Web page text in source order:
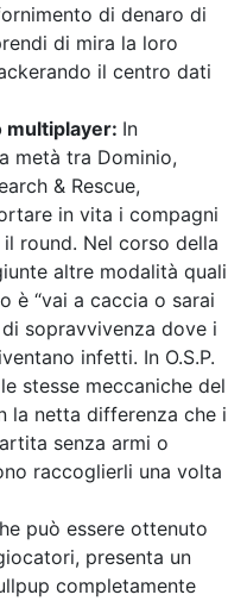
di denaro di
di mira la loro
il centro dati
multiplayer: In
metà tra Dominio,
& Rescue,
in vita i compagni
round. Nel corso della
altre modalità quali
è “vai a caccia o sarai
sopravvivenza dove i
infetti. In O.S.P.
stesse meccaniche del
la netta differenza che i
senza armi o
raccoglierli una volta
può essere ottenuto
presenta un
completamente